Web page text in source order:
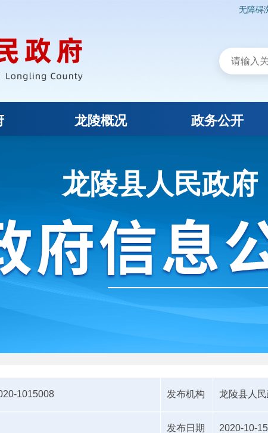
无障碍
龙陵概况 政务公开
龙陵县人民政府
1015008 发布机构 龙陵县人
发布日期 2020-10-15